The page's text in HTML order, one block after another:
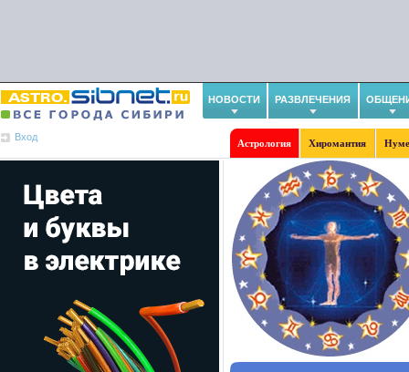
НОВОСТИ РАЗВЛЕЧЕНИЯ
Вход
Астрология Хиромантия